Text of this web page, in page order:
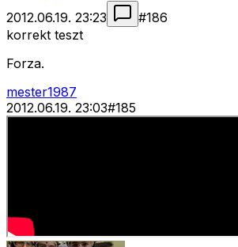
2012.06.19. 23:23 #186
korrekt teszt
Forza.
mester1987
2012.06.19. 23:03#185